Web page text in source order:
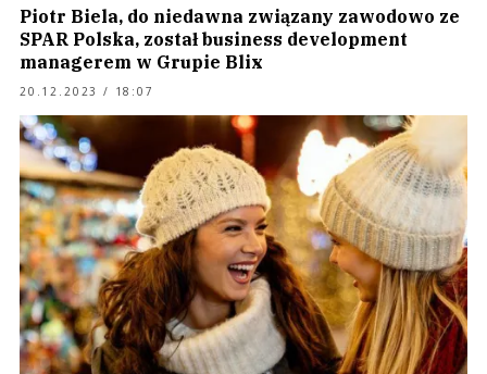
Piotr Biela, do niedawna związany zawodowo ze
SPAR Polska, został business development
managerem w Grupie Blix
20.12.2023 / 18:07